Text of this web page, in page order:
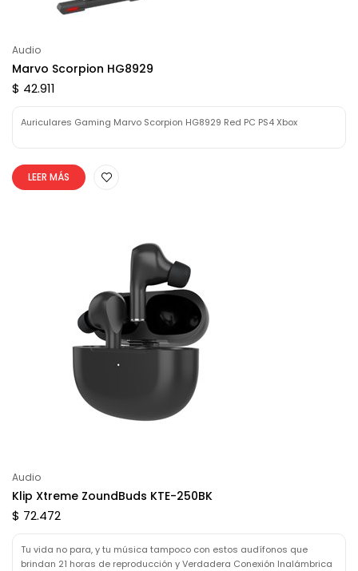
Audio
Marvo Scorpion HG8929
$ 42.911
Auriculares Gaming Marvo Scorpion HG8929 Red PC PS4 Xbox
LEER MÁS
Audio
Klip Xtreme ZoundBuds KTE-250BK
$ 72.472
Tu vida no para, y tu música tampoco con estos audífonos que
brindan 21 horas de reproducción y Verdadera Conexión Inalámbrica